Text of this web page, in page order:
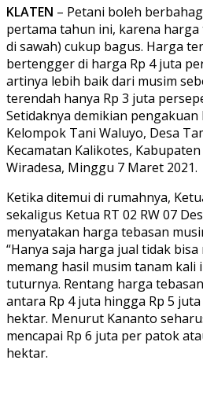
KLATEN – Petani boleh
pertama tahun ini, karena
di sawah) cukup bagus. Harga
bertengger di harga Rp 4 juta
artinya lebih baik dari musim
terendah hanya Rp 3 juta
Setidaknya demikian pengakuan
Kelompok Tani Waluyo, Desa
Kecamatan Kalikotes,
Wiradesa, Minggu 7 Maret 2021.
Ketika ditemui di rumahnya,
sekaligus Ketua RT 02 RW 07
menyatakan harga tebasan
“Hanya saja harga jual tidak
memang hasil musim tanam kali
tuturnya. Rentang harga
antara Rp 4 juta hingga Rp 5
hektar. Menurut Kananto
mencapai Rp 6 juta per patok
hektar.